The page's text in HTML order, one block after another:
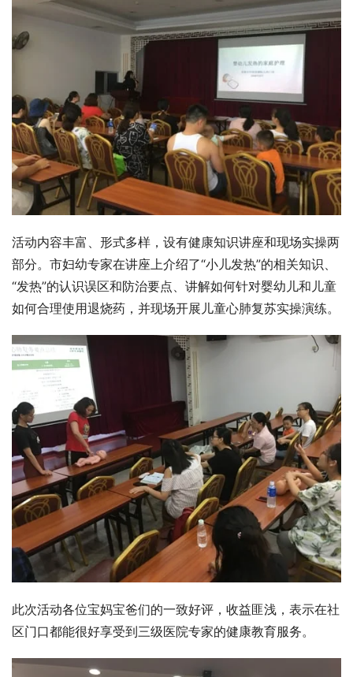
活动内容丰富、形式多样，设有健康知识讲座和现场实操两
部分。市妇幼专家在讲座上介绍了“小儿发热”的相关知识、
“发热”的认识误区和防治要点、讲解如何针对婴幼儿和儿童
如何合理使用退烧药，并现场开展儿童心肺复苏实操演练。
此次活动各位宝妈宝爸们的一致好评，收益匪浅，表示在社
区门口都能很好享受到三级医院专家的健康教育服务。